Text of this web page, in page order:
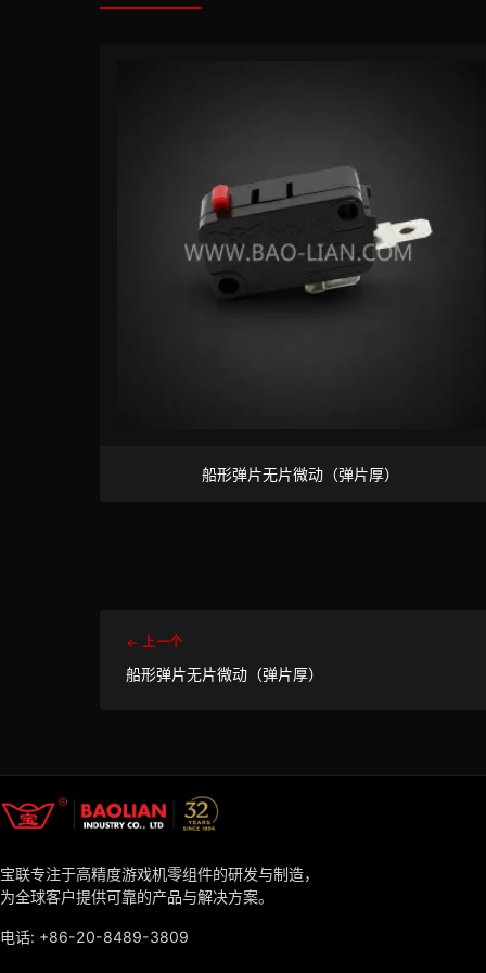
船形弹片无片微动（弹片厚）
← 上一个
船形弹片无片微动（弹片厚）
宝联专注于高精度游戏机零组件的研发与制造，
为全球客户提供可靠的产品与解决方案。
电话: +86-20-8489-3809